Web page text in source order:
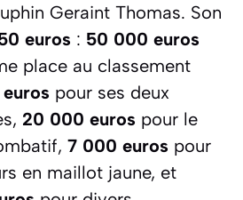
Geraint Thomas. Son
euros : 50 000 euros
place au classement
pour ses deux
20 000 euros pour le
7 000 euros pour
en maillot jaune, et